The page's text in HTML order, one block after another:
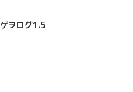
ゲヲログ1.5